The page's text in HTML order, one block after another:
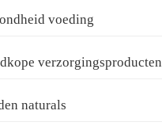
voeding
verzorgingsproducten
naturals